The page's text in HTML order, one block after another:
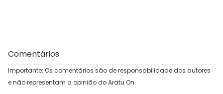
Comentários
Importante: Os comentários são de responsabilidade dos autores
e não representam a opinião do Aratu On.